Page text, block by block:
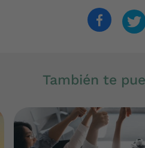
También te